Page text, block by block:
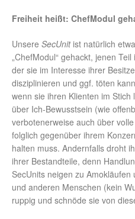
Freiheit heißt: ChefModul
Unsere SecUnit ist natürlich
„ChefModul“ gehackt, jenen
der sie im Interesse ihrer
disziplinieren und ggf. töten
wenn sie ihren Klienten im Stich
über Ich-Bewusstsein (wie
verbotenerweise auch über
folglich gegenüber ihrem
halten muss. Andernfalls droht
ihrer Bestandteile, denn
SecUnits neigen zu
und anderen Menschen (kein
ruppig und schnöde sie von